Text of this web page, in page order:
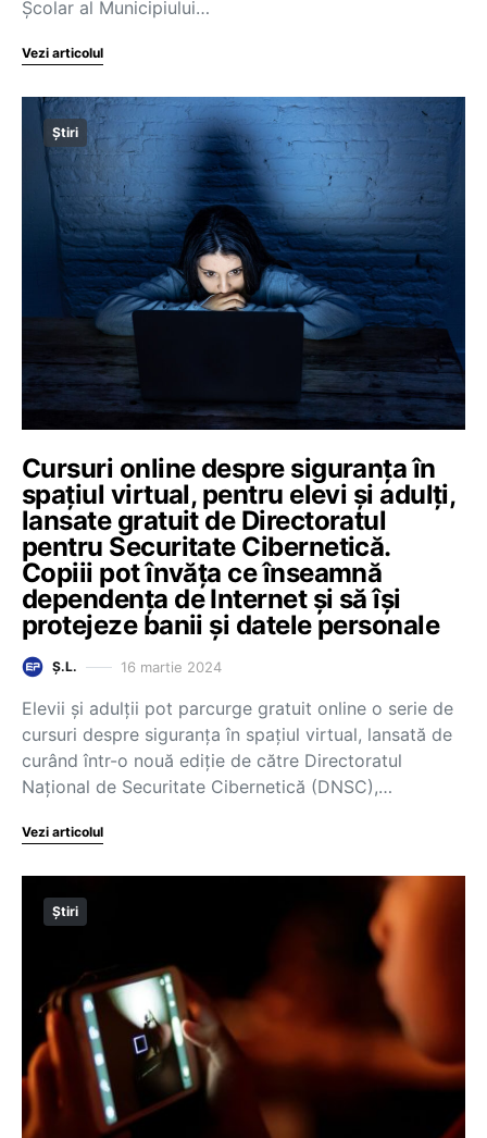
Școlar al Municipiului…
Vezi articolul
Știri
Cursuri online despre siguranța în
spațiul virtual, pentru elevi și adulți,
lansate gratuit de Directoratul
pentru Securitate Cibernetică.
Copiii pot învăța ce înseamnă
dependența de Internet și să își
protejeze banii și datele personale
Ș.L. 16 martie 2024
Elevii și adulții pot parcurge gratuit online o serie de
cursuri despre siguranța în spațiul virtual, lansată de
curând într-o nouă ediție de către Directoratul
Național de Securitate Cibernetică (DNSC),…
Vezi articolul
Știri